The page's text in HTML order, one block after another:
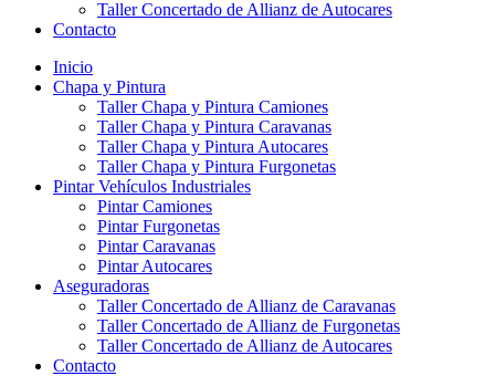
Taller Concertado de Allianz de Autocares
Contacto
Inicio
Chapa y Pintura
Taller Chapa y Pintura Camiones
Taller Chapa y Pintura Caravanas
Taller Chapa y Pintura Autocares
Taller Chapa y Pintura Furgonetas
Pintar Vehículos Industriales
Pintar Camiones
Pintar Furgonetas
Pintar Caravanas
Pintar Autocares
Aseguradoras
Taller Concertado de Allianz de Caravanas
Taller Concertado de Allianz de Furgonetas
Taller Concertado de Allianz de Autocares
Contacto